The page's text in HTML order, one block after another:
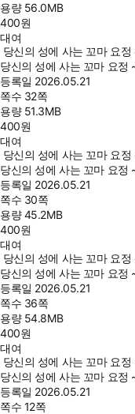
용량 56.0MB
400원
대여
당신의 성에 사는 꼬마 요
당신의 성에 사는 꼬마 요정
등록일 2026.05.21
쪽수 32쪽
용량 51.3MB
400원
대여
당신의 성에 사는 꼬마 요
당신의 성에 사는 꼬마 요정
등록일 2026.05.21
쪽수 30쪽
용량45.2MB
400원
대여
당신의 성에 사는 꼬마 요
당신의 성에 사는 꼬마 요정
등록일 2026.05.21
쪽수 36쪽
용량 54.8MB
400원
대여
당신의 성에 사는 꼬마 요
당신의 성에 사는 꼬마 요정
등록일 2026.05.21
쪽수 12쪽